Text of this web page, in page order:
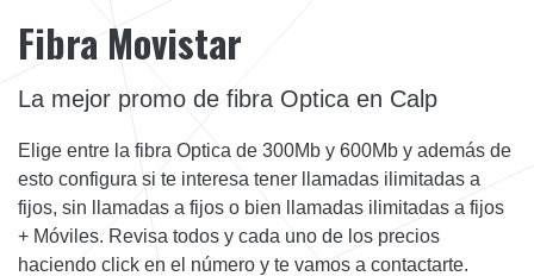
Fibra Movistar
La mejor promo de fibra Optica en Calp
Elige entre la fibra Optica de 300Mb y 600Mb y además de
esto configura si te interesa tener llamadas ilimitadas a
fijos, sin llamadas a fijos o bien llamadas ilimitadas a fijos
+ Móviles. Revisa todos y cada uno de los precios
haciendo click en el número y te vamos a contactarte.